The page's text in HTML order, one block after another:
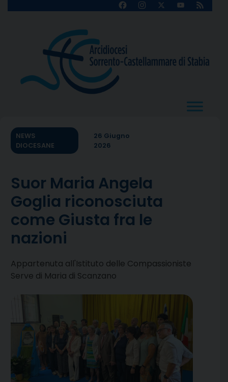
FacebookInstagram
X
YouTube
Feed
NEWS
DIOCESANE
26 Giugno
2026
Suor Maria Angela
Goglia riconosciuta
come Giusta fra le
nazioni
Appartenuta all'Istituto delle Compassioniste
Serve di Maria di Scanzano